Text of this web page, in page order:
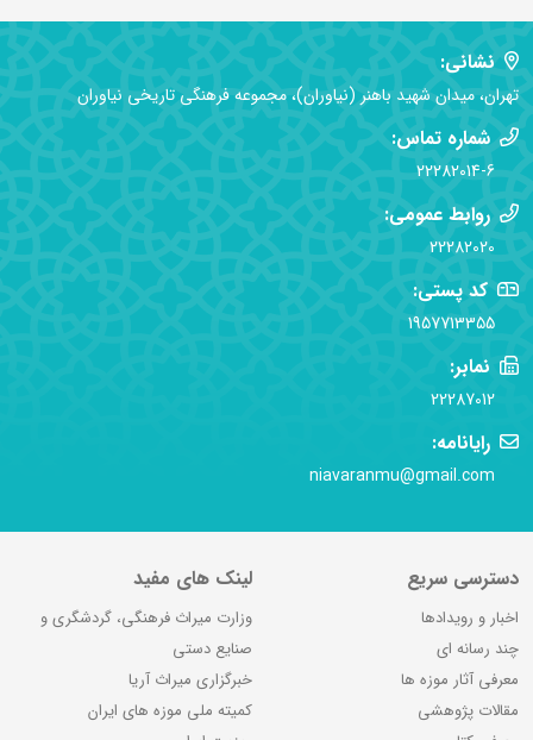
نشانی:
تهران، میدان شهید باهنر (نیاوران)، مجموعه فرهنگی تاریخی نیاوران
شماره تماس:
22282014-6
روابط عمومی:
22282020
کد پستی:
1957713355
نمابر:
22287012
رایانامه:
niavaranmu@gmail.com
دسترسی سریع
اخبار و رویدادها
چند رسانه ای
معرفی آثار موزه ها
مقالات پژوهشی
لینک های مفید
وزارت میراث فرهنگی، گردشگری و
صنایع دستی
خبرگزاری میراث آریا
کمیته ملی موزه های ایران